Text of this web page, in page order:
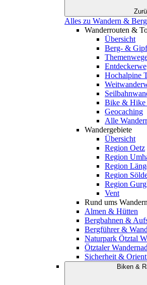
Alles zu Wandern &
Wanderrouten &
Übersicht
Berg- &
Hochalpine
Bike & Hike
Geocaching
Alle
Wandergebiete
Übersicht
Region Oetz
Region
Region
Region
Region
Vent
Rund ums
Almen & Hütten
Bergbahnen &
Bergführer &
Naturpark Ötztal
Ötztaler
Sicherheit &
Biken &